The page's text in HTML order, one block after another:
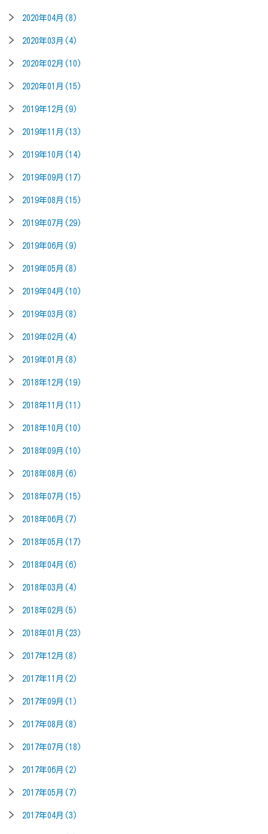
2020年04月(8)
2020年03月(4)
2020年02月(10)
2020年01月(15)
2019年12月(9)
2019年11月(13)
2019年10月(14)
2019年09月(17)
2019年08月(15)
2019年07月(29)
2019年06月(9)
2019年05月(8)
2019年04月(10)
2019年03月(8)
2019年02月(4)
2019年01月(8)
2018年12月(19)
2018年11月(11)
2018年10月(10)
2018年09月(10)
2018年08月(6)
2018年07月(15)
2018年06月(7)
2018年05月(17)
2018年04月(6)
2018年03月(4)
2018年02月(5)
2018年01月(23)
2017年12月(8)
2017年11月(2)
2017年09月(1)
2017年08月(8)
2017年07月(18)
2017年06月(2)
2017年05月(7)
2017年04月(3)